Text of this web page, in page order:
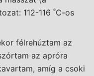
112-116 ˚C-os
félrehúztam az
az apróra
amíg a csoki